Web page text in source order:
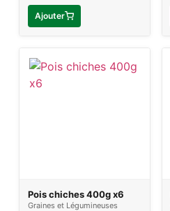
Ajouter
Pois chiches 400g x6
Graines et Légumineuses